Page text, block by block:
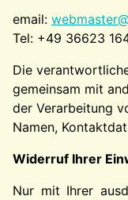
email:
Tel: +49 36623
Die
gemeinsam mit
der Verarbeitung
Namen,
Widerruf Ihrer
Nur mit Ihrer